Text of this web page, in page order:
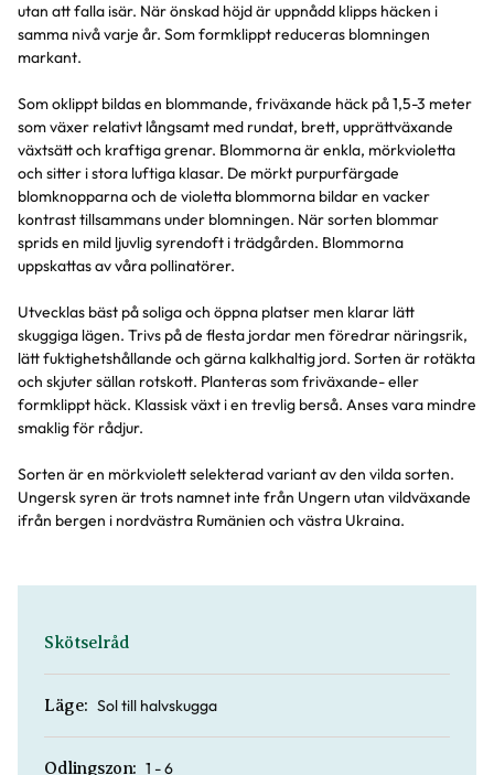
utan att falla isär. När önskad höjd är uppnådd klipps häcken i
samma nivå varje år. Som formklippt reduceras blomningen
markant.
Som oklippt bildas en blommande, friväxande häck på 1,5-3 meter
som växer relativt långsamt med rundat, brett, upprättväxande
växtsätt och kraftiga grenar. Blommorna är enkla, mörkvioletta
och sitter i stora luftiga klasar. De mörkt purpurfärgade
blomknopparna och de violetta blommorna bildar en vacker
kontrast tillsammans under blomningen. När sorten blommar
sprids en mild ljuvlig syrendoft i trädgården. Blommorna
uppskattas av våra pollinatörer.
Utvecklas bäst på soliga och öppna platser men klarar lätt
skuggiga lägen. Trivs på de flesta jordar men föredrar näringsrik,
lätt fuktighetshållande och gärna kalkhaltig jord. Sorten är rotäkta
och skjuter sällan rotskott. Planteras som friväxande- eller
formklippt häck. Klassisk växt i en trevlig berså. Anses vara mindre
smaklig för rådjur.
Sorten är en mörkviolett selekterad variant av den vilda sorten.
Ungersk syren är trots namnet inte från Ungern utan vildväxande
ifrån bergen i nordvästra Rumänien och västra Ukraina.
Skötselråd
Läge: Sol till halvskugga
Odlingszon: 1 - 6